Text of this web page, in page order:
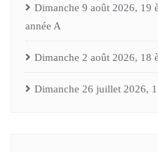
Dimanche 9 août 2026, 19
année A
Dimanche 2 août 2026, 18
Dimanche 26 juillet 2026,